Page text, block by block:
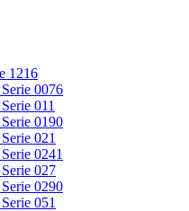
1216
0076
011
0190
021
0241
027
0290
051